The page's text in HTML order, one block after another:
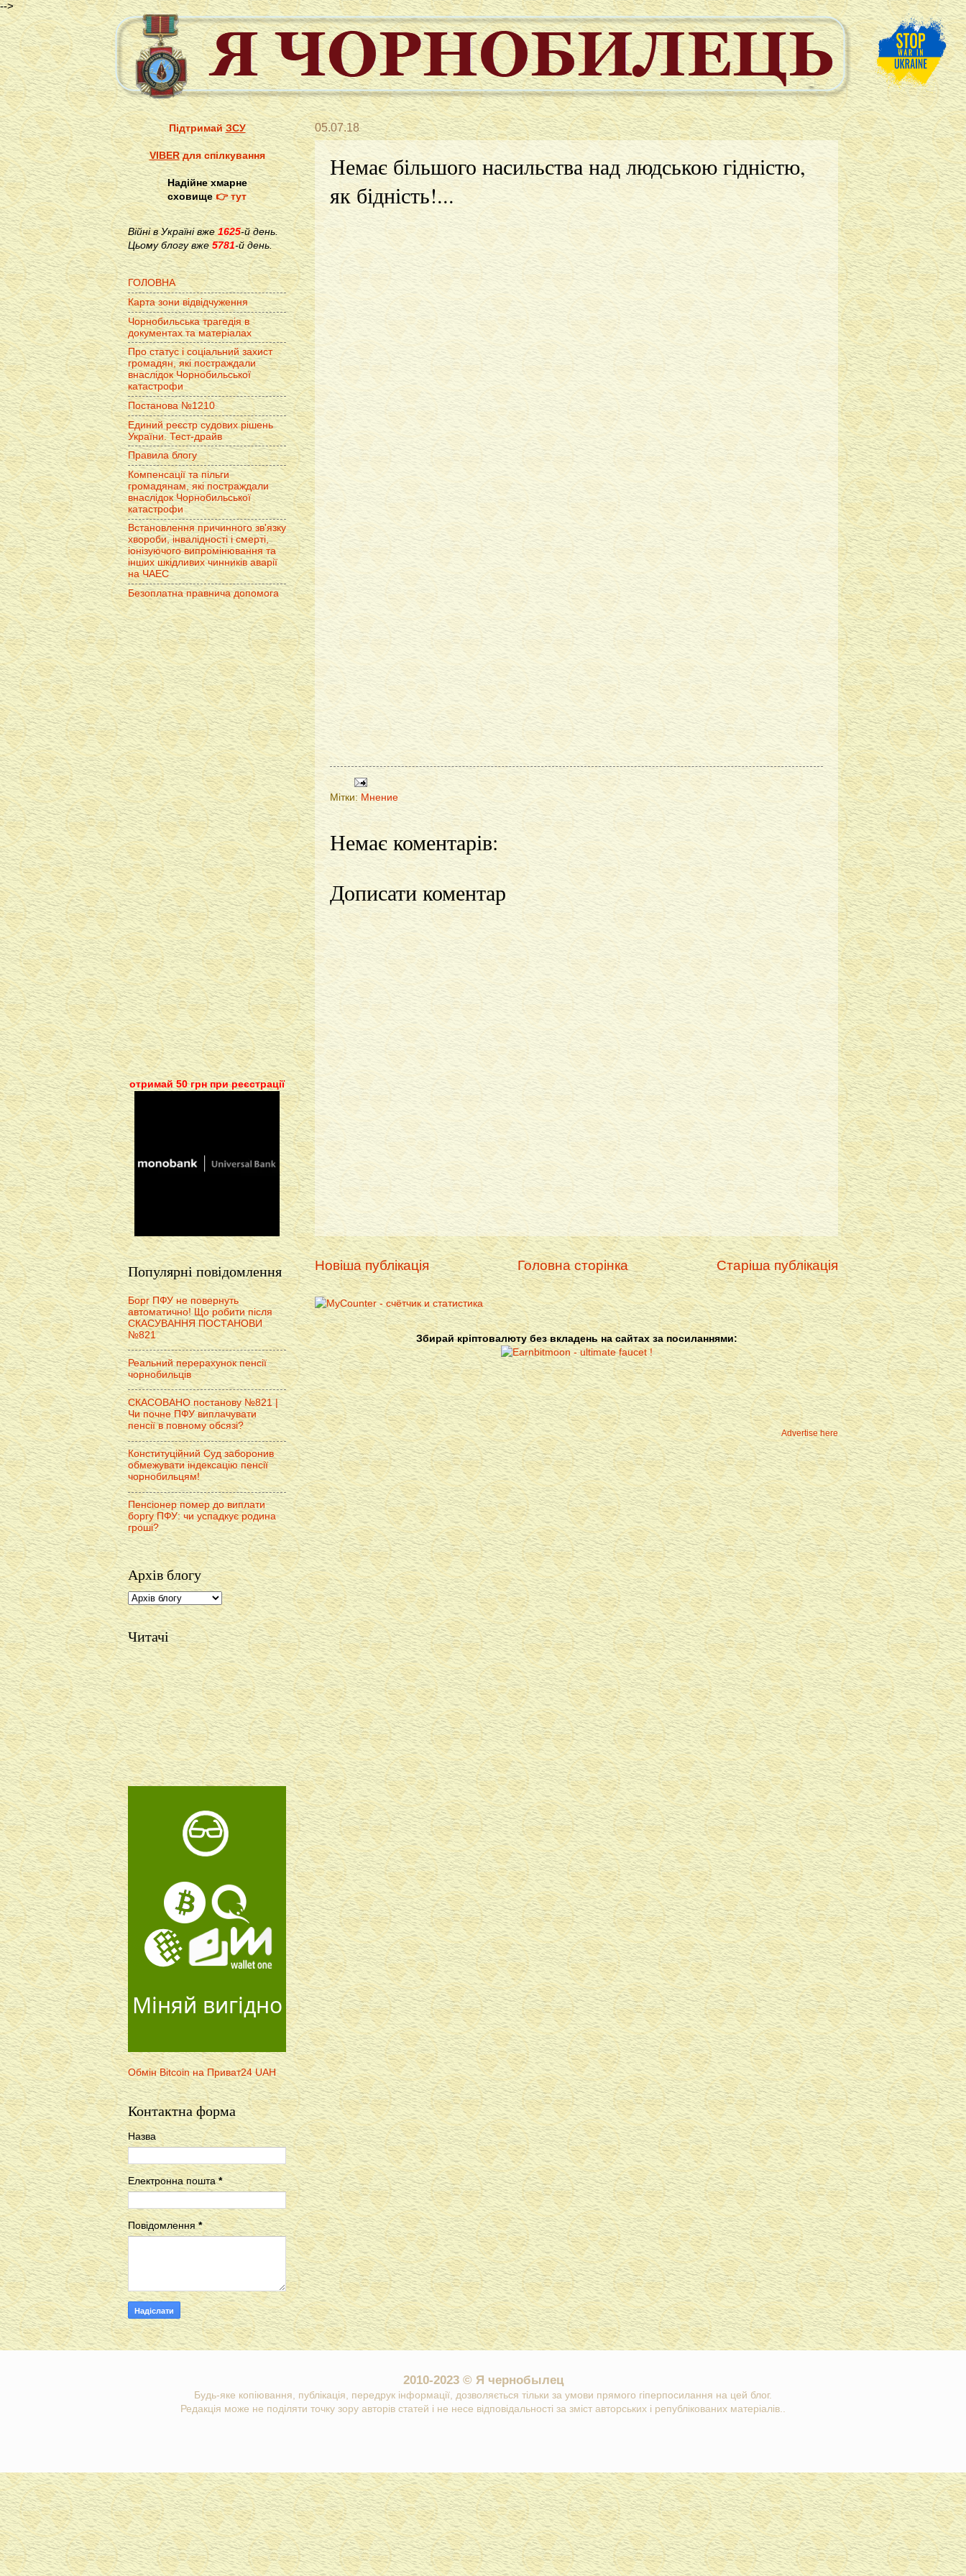
-->
05.07.18
Немає більшого насильства над людською гідністю,
як бідність!...
Мітки: Мнение
Немає коментарів:
Дописати коментар
Новіша публікація Старіша публікація
Головна сторінка
Збирай кріптовалюту без вкладень на сайтах за посиланнями:
Advertise here
ПідтримайЗСУ
VIBERдля спілкування
Надійне хмарне
сховище👉 тут
Війні в Україні вже1625-й день.
Цьому блогу вже 5781-й день.
ГОЛОВНА
Карта зони відвідчуження
Чорнобильська трагедія в
документах та матеріалах
Про статус і соціальний захист
громадян, які постраждали
внаслідок Чорнобильської
катастрофи
Постанова №1210
Единий реєстр судових рішень
України. Тест-драйв
Правила блогу
Компенсації та пільги
громадянам, які постраждали
внаслідок Чорнобильської
катастрофи
Встановлення причинного зв'язку
хвороби, інвалідності і смерті,
іонізуючого випромінювання та
інших шкідливих чинників аварії
на ЧАЕС
Безоплатна правнича допомога
отримай 50 грн при реєстрації
Популярні повідомлення
Борг ПФУ не повернуть
автоматично! Що робити після
СКАСУВАННЯ ПОСТАНОВИ
№821
Реальний перерахунок пенсії
чорнобильців
СКАСОВАНО постанову №821 |
Чи почне ПФУ виплачувати
пенсії в повному обсязі?
Конституційний Суд заборонив
обмежувати індексацію пенсії
чорнобильцям!
Пенсіонер помер до виплати
боргу ПФУ: чи успадкує родина
гроші?
Архів блогу
Читачі
Міняй вигідно
Обмін Bitcoin на Приват24 UAH
Контактна форма
Назва
Електронна пошта*
Повідомлення*
2010-2023 © Я чернобылец
Будь-яке копіювання, публікація, передрук інформації, дозволяється тільки за умови прямого гіперпосилання на цей блог.
Редакція може не поділяти точку зору авторів статей і не несе відповідальності за зміст авторських і републікованих матеріалів..